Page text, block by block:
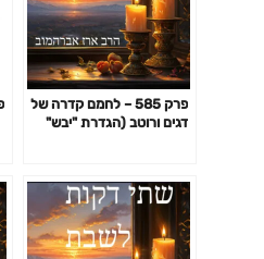
פרק 585 – לחמם קדרה של
דגים ורוטב (הגדרת "יבש"